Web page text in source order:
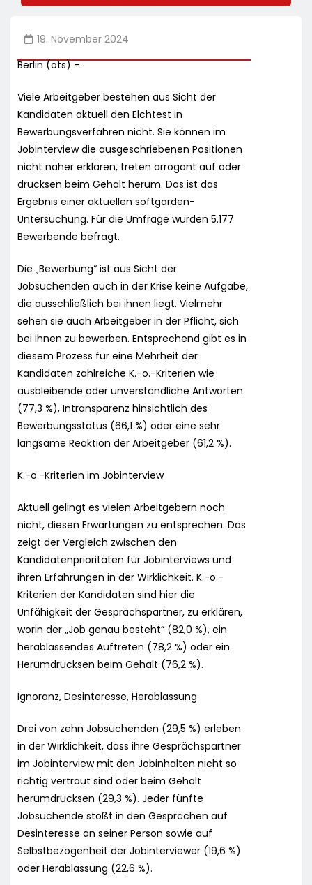
19. November 2024
Berlin (ots) –
Viele Arbeitgeber bestehen aus Sicht der
Kandidaten aktuell den Elchtest in
Bewerbungsverfahren nicht. Sie können im
Jobinterview die ausgeschriebenen Positionen
nicht näher erklären, treten arrogant auf oder
drucksen beim Gehalt herum. Das ist das
Ergebnis einer aktuellen softgarden-
Untersuchung. Für die Umfrage wurden 5.177
Bewerbende befragt.
Die „Bewerbung“ ist aus Sicht der
Jobsuchenden auch in der Krise keine Aufgabe,
die ausschließlich bei ihnen liegt. Vielmehr
sehen sie auch Arbeitgeber in der Pflicht, sich
bei ihnen zu bewerben. Entsprechend gibt es in
diesem Prozess für eine Mehrheit der
Kandidaten zahlreiche K.-o.-Kriterien wie
ausbleibende oder unverständliche Antworten
(77,3 %), Intransparenz hinsichtlich des
Bewerbungsstatus (66,1 %) oder eine sehr
langsame Reaktion der Arbeitgeber (61,2 %).
K.-o.-Kriterien im Jobinterview
Aktuell gelingt es vielen Arbeitgebern noch
nicht, diesen Erwartungen zu entsprechen. Das
zeigt der Vergleich zwischen den
Kandidatenprioritäten für Jobinterviews und
ihren Erfahrungen in der Wirklichkeit. K.-o.-
Kriterien der Kandidaten sind hier die
Unfähigkeit der Gesprächspartner, zu erklären,
worin der „Job genau besteht“ (82,0 %), ein
herablassendes Auftreten (78,2 %) oder ein
Herumdrucksen beim Gehalt (76,2 %).
Ignoranz, Desinteresse, Herablassung
Drei von zehn Jobsuchenden (29,5 %) erleben
in der Wirklichkeit, dass ihre Gesprächspartner
im Jobinterview mit den Jobinhalten nicht so
richtig vertraut sind oder beim Gehalt
herumdrucksen (29,3 %). Jeder fünfte
Jobsuchende stößt in den Gesprächen auf
Desinteresse an seiner Person sowie auf
Selbstbezogenheit der Jobinterviewer (19,6 %)
oder Herablassung (22,6 %).